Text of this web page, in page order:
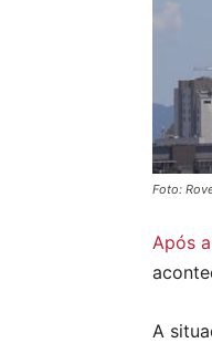
Foto:
Após
A